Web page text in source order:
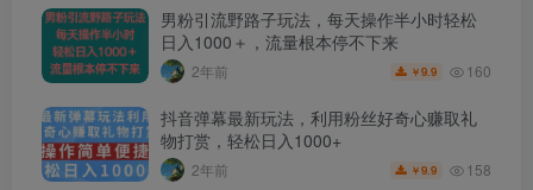
男粉引流野路子玩法，每天操作半小时轻松
日入1000＋，流量根本停不下来
2年前 ￥9.9 160
抖音弹幕最新玩法，利用粉丝好奇心赚取礼
物打赏，轻松日入1000+
2年前 ￥9.9 158